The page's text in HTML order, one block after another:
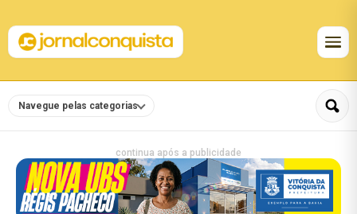
Navegue pelas categorias
continua após a publicidade